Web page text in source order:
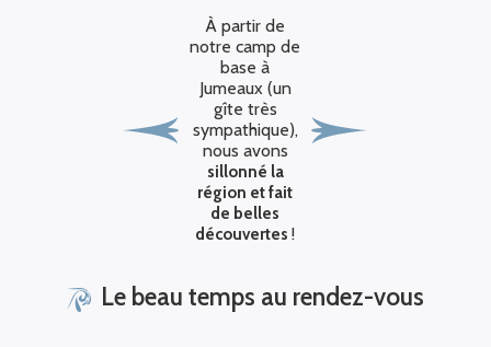
À partir de
notre camp de
base à
Jumeaux (un
gîte très
sympathique),
nous avons
sillonné la
région et fait
de belles
découvertes!
Le beau temps au rendez-vous